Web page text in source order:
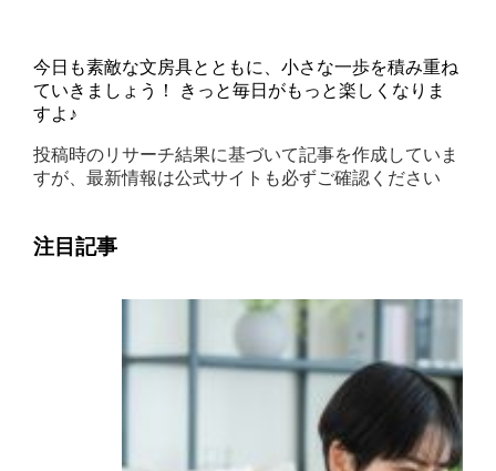
今日も素敵な文房具とともに、小さな一歩を積み重ね
ていきましょう！ きっと毎日がもっと楽しくなりま
すよ♪
投稿時のリサーチ結果に基づいて記事を作成していま
すが、最新情報は公式サイトも必ずご確認ください
注目記事